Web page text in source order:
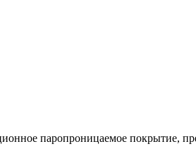
паропроницаемое покрытие,